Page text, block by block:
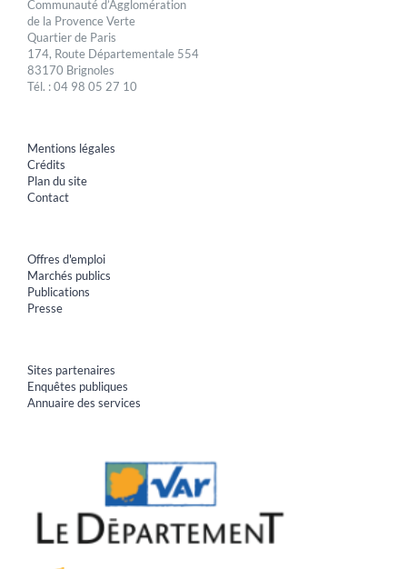
Communauté d’Agglomération
de la Provence Verte
Quartier de Paris
174, Route Départementale 554
83170 Brignoles
Tél. : 04 98 05 27 10
Mentions légales
Crédits
Plan du site
Contact
Offres d'emploi
Marchés publics
Publications
Presse
Sites partenaires
Enquêtes publiques
Annuaire des services